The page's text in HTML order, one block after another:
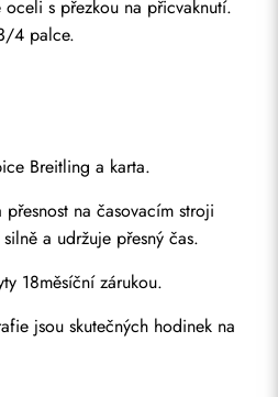
oceli s přezkou na přicvaknutí.
4 palce.
Breitling a karta.
na časovacím stroji
a udržuje přesný čas.
18měsíční zárukou.
jsou skutečných hodinek na